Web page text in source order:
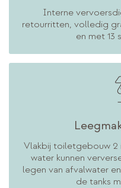
Interne
retourritten, volledig
en met 13
Vlakbij toiletgebouw 2
water kunnen
legen van afvalwater
de tanks